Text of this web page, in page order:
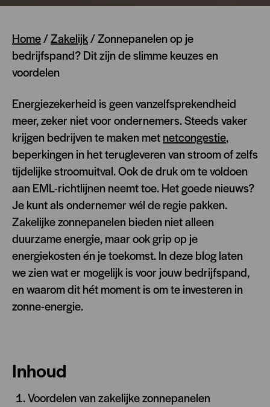
Home/Zakelijk/Zonnepanelen op je
bedrijfspand? Dit zijn de slimme keuzes en
voordelen
Energiezekerheid is geen vanzelfsprekendheid
meer, zeker niet voor ondernemers. Steeds vaker
krijgen bedrijven te maken metnetcongestie,
beperkingen in het terugleveren van stroom of zelfs
tijdelijke stroomuitval. Ook de druk om te voldoen
aan EML-richtlijnen neemt toe. Het goede nieuws?
Je kunt als ondernemer wél de regie pakken.
Zakelijke zonnepanelen bieden niet alleen
duurzame energie, maar ook grip op je
energiekosten én je toekomst. In deze blog laten
we zien wat er mogelijk is voor jouw bedrijfspand,
en waarom dit hét moment is om te investeren in
zonne-energie.
Inhoud
Voordelen van zakelijke zonnepanelen